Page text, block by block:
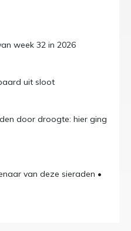
week 32 in 2026
uit sloot
door droogte: hier ging
van deze sieraden •